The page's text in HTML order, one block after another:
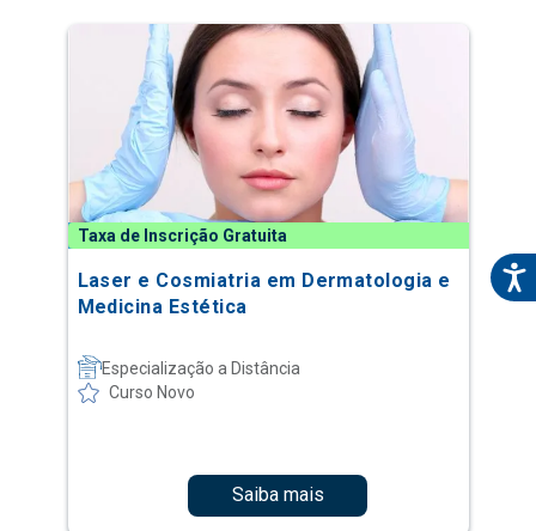
Taxa de Inscrição Gratuita
Laser e Cosmiatria em Dermatologia e
Medicina Estética
Especialização a Distância
Curso Novo
Saiba mais